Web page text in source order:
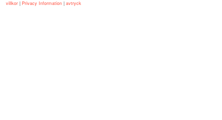
villkor | Privacy Information | avtryck